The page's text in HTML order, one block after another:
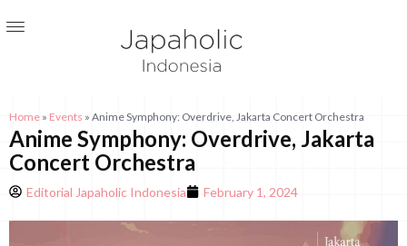
Home » Events » Anime Symphony: Overdrive, Jakarta Concert Orchestra
Anime Symphony: Overdrive, Jakarta
Concert Orchestra
Editorial Japaholic Indonesia February 1, 2024